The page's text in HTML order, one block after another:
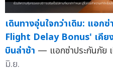
เดินทางอุ่นใจกว่าเดิม: แอก
Flight Delay Bonus' เคีย
บินล่าช้า — แอกซ่าประกันภัย
มิ.ย.